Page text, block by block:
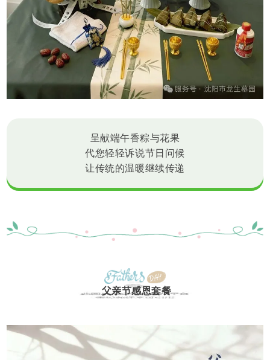
呈献端午香粽与花果
代您轻轻诉说节日问候
让传统的温暖继续传递
父亲节感恩套餐